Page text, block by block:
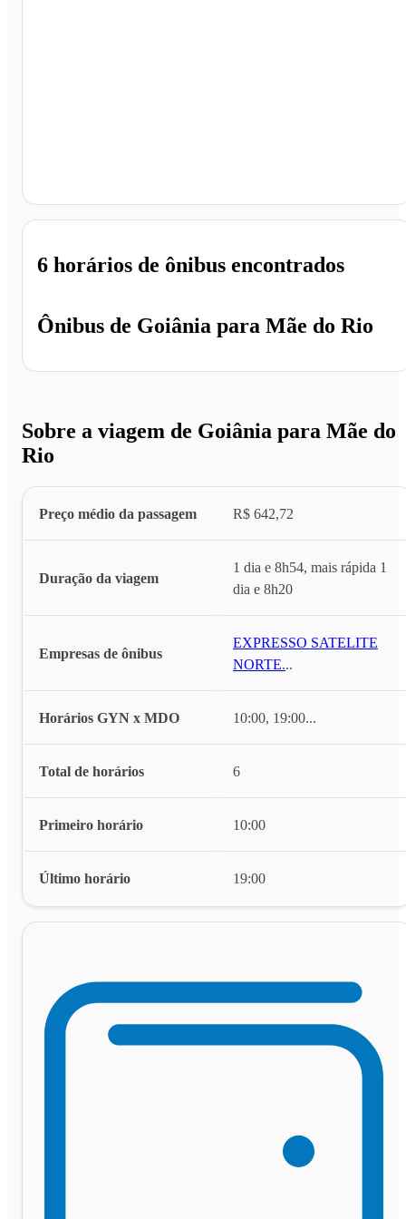
Ônibus de Goiânia para Mãe do Rio
6 horários de ônibus encontrados
Sobre a viagem de Goiânia para Mãe do
Rio
Preço médio da passagem R$ 642,72
Duração da viagem
1 dia e 8h54, mais rápida 1
dia e 8h20
Empresas de ônibus
EXPRESSO SATELITE
NORTE...
Horários GYN x MDO 10:00, 19:00...
Total de horários 6
Primeiro horário 10:00
Último horário 19:00